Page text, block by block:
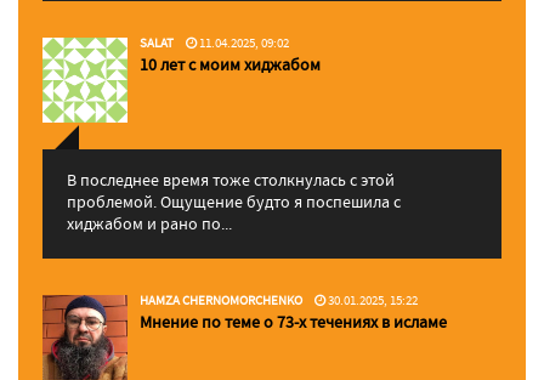
SALAT 11.04.2025, 09:02
10 лет с моим хиджабом
В последнее время тоже столкнулась с этой
проблемой. Ощущение будто я поспешила с
хиджабом и рано по...
HAMZA CHERNOMORCHENKO 30.01.2025, 15:22
Мнение по теме о 73-х течениях в исламе